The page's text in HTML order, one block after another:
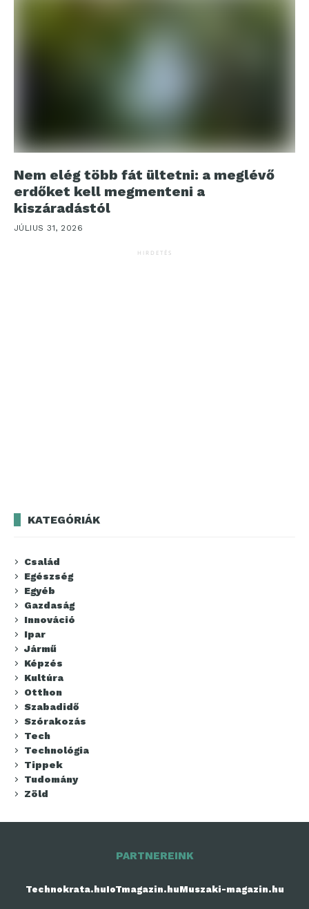
Nem elég több fát ültetni: a meglévő
erdőket kell megmenteni a
kiszáradástól
JÚLIUS 31, 2026
HIRDETÉS
KATEGÓRIÁK
Család
Egészség
Egyéb
Gazdaság
Innováció
Ipar
Jármű
Képzés
Kultúra
Otthon
Szabadidő
Szórakozás
Tech
Technológia
Tippek
Tudomány
Zöld
PARTNEREINK
Technokrata.huIoTmagazin.huMuszaki-magazin.hu